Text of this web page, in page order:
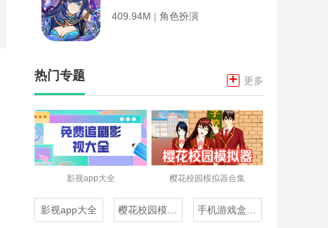
409.94M | 角色扮演
热门专题 + 更多
影视app大全 樱花校园模拟器合集
影视app大全